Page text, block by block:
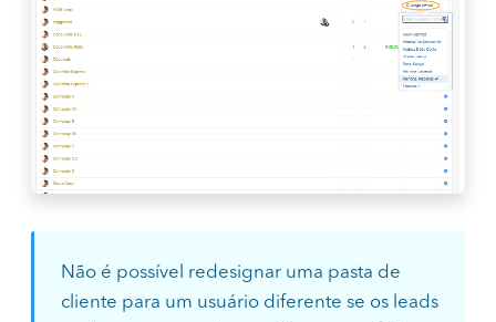
Não é possível redesignar uma pasta de
cliente para um usuário diferente se os leads